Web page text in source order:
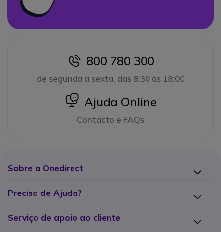
icon
800 780 300
de segunda a sexta, das 8:30 às 18:00
icon
Ajuda Online
Contacto e FAQs
Sobre a Onedirect
Precisa de Ajuda?
Serviço de apoio ao cliente